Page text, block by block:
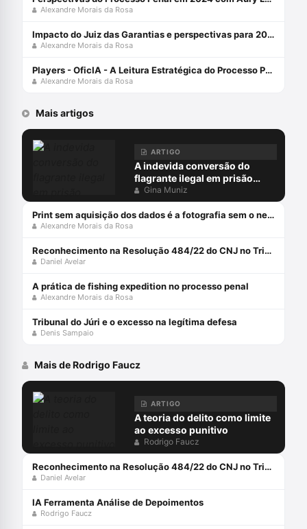
Alexandre Morais da Rosa
Impacto do Juiz das Garantias e perspectivas para 2024 com Alexandre Morais da Rosa e Aury Lopes Jr
Alexandre Morais da Rosa
Players - OficIA - A Leitura Estratégica do Processo Penal com Alexandre Morais da Rosa
Alexandre Morais da Rosa
Mais artigos
ARTIGO
A indevida conversão do
flagrante ilegal em prisão
preventiva
Gina Muniz
Print sem aquisição dos dados é a fotografia sem o negativo
Alexandre Morais da Rosa
Reconhecimento na Resolução 484/22 do CNJ no Tribunal do Júri
Daniel Avelar
A prática de fishing expedition no processo penal
Alexandre Morais da Rosa
Tribunal do Júri e o excesso na legítima defesa
Denis Sampaio
Mais de Rodrigo Faucz
ARTIGO
A teoria do delito como limite
ao excesso punitivo
Rodrigo Faucz
Reconhecimento na Resolução 484/22 do CNJ no Tribunal do Júri
Daniel Avelar
IA Ferramenta Análise de Depoimentos
Rodrigo Faucz